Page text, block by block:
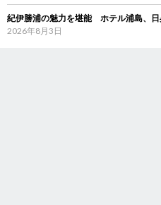
紀伊勝浦の魅力を堪能 ホテル浦島、日
2026年8月3日